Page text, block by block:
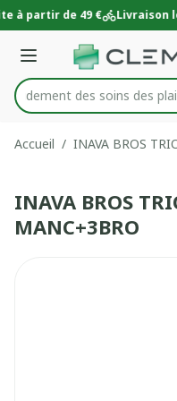
Aller au contenu
1 de 1
à partir de 49 € Livraison
Menu
Rechercher
rapidement des soins des
Accueil / INAVA BROS
INAVA BROS
MANC+3BRO